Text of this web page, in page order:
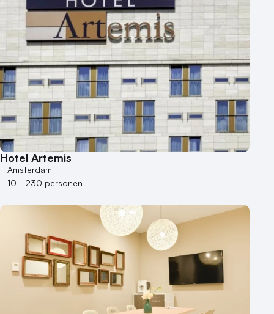
Hotel Artemis
Amsterdam
10 - 230 personen